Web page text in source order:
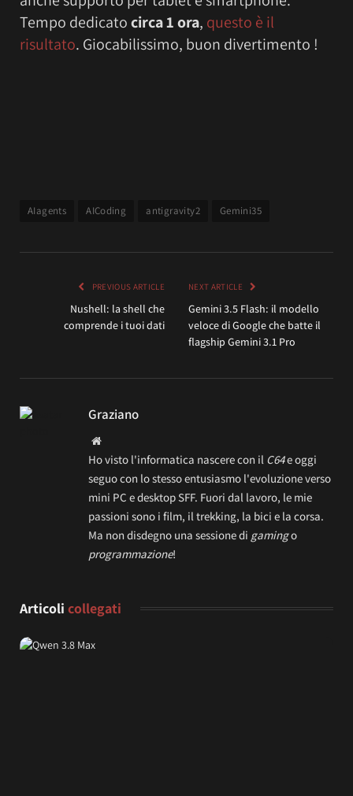
Tempo dedicatocirca 1 ora, questo è il
risultato. Giocabilissimo, buon divertimento !
AIagents AICoding antigravity2 Gemini35
PREVIOUS ARTICLE
Nushell: la shell che
comprende i tuoi dati
NEXT ARTICLE
Gemini 3.5 Flash: il modello
veloce di Google che batte il
flagship Gemini 3.1 Pro
Graziano
Website
Ho visto l'informatica nascere con il C64e oggi
seguo con lo stesso entusiasmo l'evoluzione verso
mini PC e desktop SFF. Fuori dal lavoro, le mie
passioni sono i film, il trekking, la bici e la corsa.
Ma non disdegno una sessione di gamingo
programmazione!
Articoli collegati